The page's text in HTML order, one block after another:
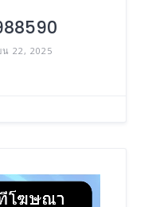
น 22, 2025